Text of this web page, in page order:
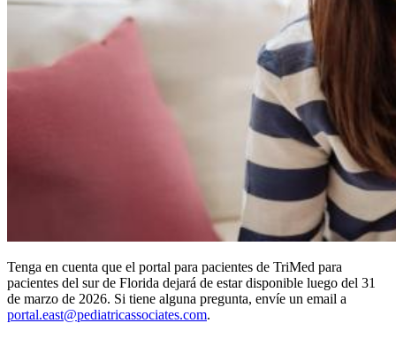
Tenga en cuenta que el portal para pacientes de TriMed para
pacientes del sur de Florida dejará de estar disponible luego del 31
de marzo de 2026. Si tiene alguna pregunta, envíe un email a
portal.east@pediatricassociates.com.